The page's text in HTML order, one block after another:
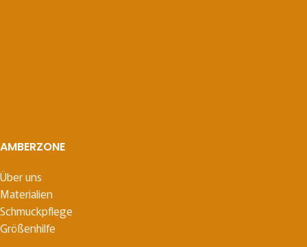
AMBERZONE
Über uns
Materialien
Schmuckpflege
Größenhilfe